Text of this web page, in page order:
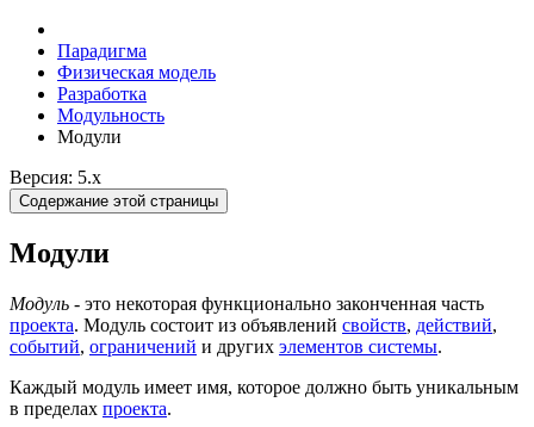
Парадигма
Физическая модель
Разработка
Модульность
Модули
Версия: 5.x
Содержание этой страницы
Модули
Модуль - это некоторая функционально законченная часть
проекта. Модуль состоит из объявлений свойств, действий,
событий, ограничений и других элементов системы.
Каждый модуль имеет имя, которое должно быть уникальным
в пределах проекта.